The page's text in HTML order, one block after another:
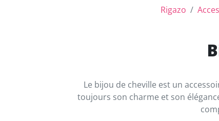
Rigazo
Le bijou de cheville est un
toujours son charme et son